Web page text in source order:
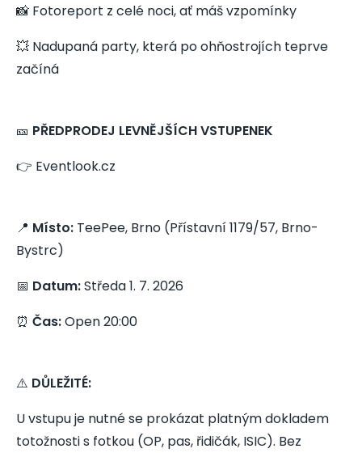
📸 Fotoreport z celé noci, ať máš vzpomínky
💥 Nadupaná party, která po ohňostrojích teprve
začíná
🎫 PŘEDPRODEJ LEVNĚJŠÍCH VSTUPENEK
👉 Eventlook.cz
📍 Místo: TeePee, Brno (Přístavní 1179/57, Brno-
Bystrc)
📅 Datum:Středa 1. 7. 2026
⏰ Čas:Open 20:00
⚠️ DŮLEŽITÉ:
U vstupu je nutné se prokázat platným dokladem
totožnosti s fotkou (OP, pas, řidičák, ISIC). Bez